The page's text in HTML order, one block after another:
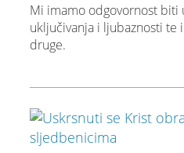
Mi imamo odgovornost biti
uključivanja i ljubaznosti te
druge.